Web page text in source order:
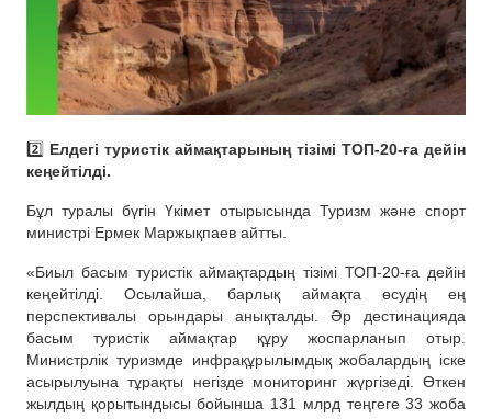
2️⃣ Елдегі туристік аймақтарының тізімі ТОП-20-ға дейін
кеңейтілді.
Бұл туралы бүгін Үкімет отырысында Туризм және спорт
министрі Ермек Маржықпаев айтты.
«Биыл басым туристік аймақтардың тізімі ТОП-20-ға дейін
кеңейтілді. Осылайша, барлық аймақта өсудің ең
перспективалы орындары анықталды. Әр дестинацияда
басым туристік аймақтар құру жоспарланып отыр.
Министрлік туризмде инфрақұрылымдық жобалардың іске
асырылуына тұрақты негізде мониторинг жүргізеді. Өткен
жылдың қорытындысы бойынша 131 млрд теңгеге 33 жоба